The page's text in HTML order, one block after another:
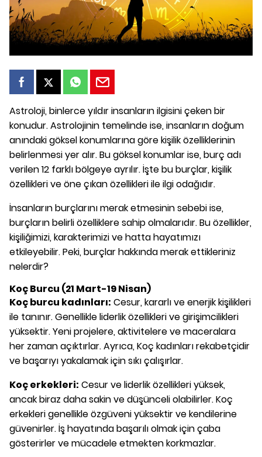
Astroloji, binlerce yıldır insanların ilgisini çeken bir
konudur. Astrolojinin temelinde ise, insanların doğum
anındaki göksel konumlarına göre kişilik özelliklerinin
belirlenmesi yer alır. Bu göksel konumlar ise, burç adı
verilen 12 farklı bölgeye ayrılır. İşte bu burçlar, kişilik
özellikleri ve öne çıkan özellikleri ile ilgi odağıdır.
İnsanların burçlarını merak etmesinin sebebi ise,
burçların belirli özelliklere sahip olmalarıdır. Bu özellikler,
kişiliğimizi, karakterimizi ve hatta hayatımızı
etkileyebilir. Peki, burçlar hakkında merak ettikleriniz
nelerdir?
Koç Burcu (21 Mart-19 Nisan)
Koç burcu kadınları: Cesur, kararlı ve enerjik kişilikleri
ile tanınır. Genellikle liderlik özellikleri ve girişimcilikleri
yüksektir. Yeni projelere, aktivitelere ve maceralara
her zaman açıktırlar. Ayrıca, Koç kadınları rekabetçidir
ve başarıyı yakalamak için sıkı çalışırlar.
Koç erkekleri: Cesur ve liderlik özellikleri yüksek,
ancak biraz daha sakin ve düşünceli olabilirler. Koç
erkekleri genellikle özgüveni yüksektir ve kendilerine
güvenirler. İş hayatında başarılı olmak için çaba
gösterirler ve mücadele etmekten korkmazlar.